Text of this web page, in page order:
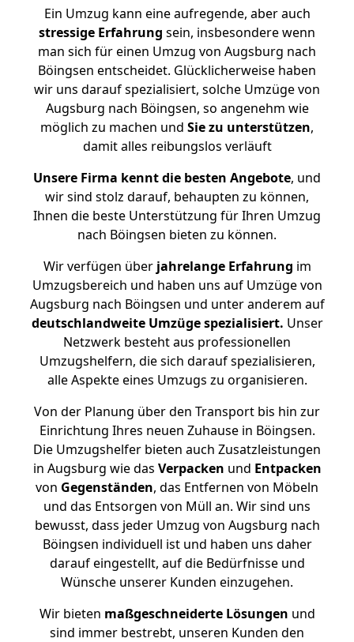
Ein Umzug kann eine aufregende, aber auch
stressige Erfahrung sein, insbesondere wenn
man sich für einen Umzug von Augsburg nach
Böingsen entscheidet. Glücklicherweise haben
wir uns darauf spezialisiert, solche Umzüge von
Augsburg nach Böingsen, so angenehm wie
möglich zu machen und Sie zu unterstützen,
damit alles reibungslos verläuft
Unsere Firma kennt die besten Angebote, und
wir sind stolz darauf, behaupten zu können,
Ihnen die beste Unterstützung für Ihren Umzug
nach Böingsen bieten zu können.
Wir verfügen überjahrelange Erfahrung im
Umzugsbereich und haben uns auf Umzüge von
Augsburg nach Böingsen und unter anderem auf
deutschlandweite Umzüge spezialisiert. Unser
Netzwerk besteht aus professionellen
Umzugshelfern, die sich darauf spezialisieren,
alle Aspekte eines Umzugs zu organisieren.
Von der Planung über den Transport bis hin zur
Einrichtung Ihres neuen Zuhause in Böingsen.
Die Umzugshelfer bieten auch Zusatzleistungen
in Augsburg wie das Verpacken und Entpacken
von Gegenständen, das Entfernen von Möbeln
und das Entsorgen von Müll an. Wir sind uns
bewusst, dass jeder Umzug von Augsburg nach
Böingsen individuell ist und haben uns daher
darauf eingestellt, auf die Bedürfnisse und
Wünsche unserer Kunden einzugehen.
Wir bieten maßgeschneiderte Lösungen und
sind immer bestrebt, unseren Kunden den